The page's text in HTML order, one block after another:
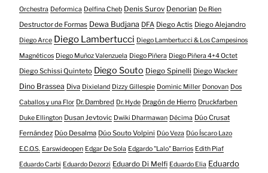
Orchestra Deformica Delfina Cheb Denis Surov Denorian De Rien
Destructor de Formas Dewa Budjana DFA Diego Actis Diego Alejandro
Diego Arce Diego Lambertucci Diego Lambertucci & Los Campesinos
Magnéticos Diego Muñoz Valenzuela Diego Piñera Diego Piñera 4+4 Octet
Diego Schissi Quinteto Diego Souto Diego Spinelli Diego Wacker
Dino Brassea Diva Dixieland Dizzy Gillespie Dominic Miller Donovan Dos
Caballos y una Flor Dr. Dambred Dr. Hyde Dragón de Hierro Druckfarben
Duke Ellington Dusan Jevtovic Dwiki Dharmawan Décima Dúo Crusat
Fernández Dúo Desalma Dúo Souto Volpini Dúo Veza Dúo Íscaro Lazo
E.C.O.S. Earswideopen Edgar De Sola Edgardo "Lalo" Barrios Edith Piaf
Eduardo Carbi Eduardo Dezorzi Eduardo Di Melfi Eduardo Elia Eduardo